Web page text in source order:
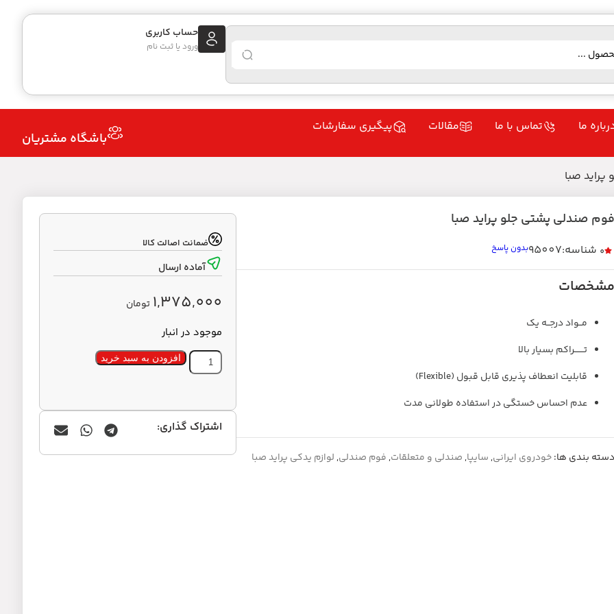
حساب کاربری
ورود یا ثبت نام
ما تماس با ما مقالات پیگیری سفارشات
باشگاه مشتریان
صبا
فوم صندلی پشتی جلو پراید صبا
0 شناسه:95007 بدون پاسخ
مشخصات
مــواد درجــه یک
تـــــــراکم بسیار بالا
قابلیت انعطاف پذیری قابل قبول (Flexible)
عدم احساس خستگی در استفاده طولانی مدت
دسته بندی ها:خودروی ایرانی,سایپا,صندلی و متعلقات,فوم صندلی,لوازم یدکی پراید صبا
ضمانت اصالت کالا
آماده ارسال
1,375,000 تومان
موجود در انبار
افزودن به سبد خرید
اشتراک گذاری: